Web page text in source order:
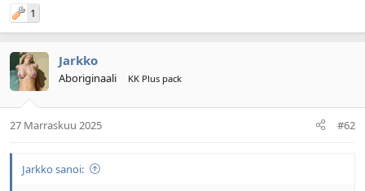
1
Jarkko
Aboriginaali KK Plus pack
27 Marraskuu 2025 #62
Jarkko sanoi: